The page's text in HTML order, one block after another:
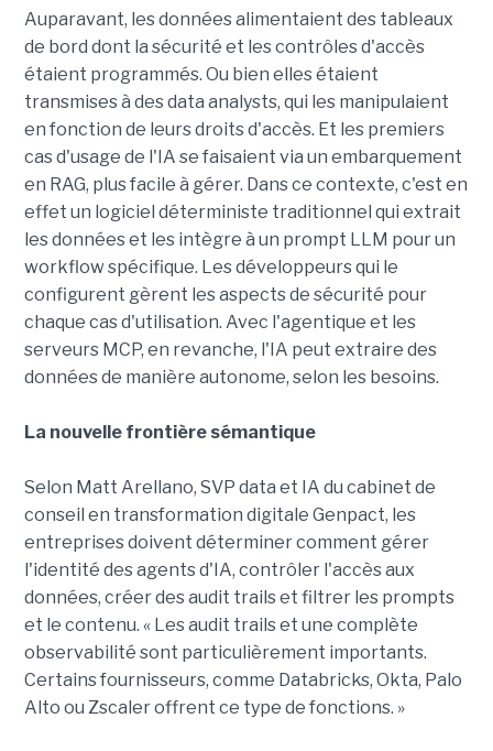
Auparavant, les données alimentaient des tableaux
de bord dont la sécurité et les contrôles d'accès
étaient programmés. Ou bien elles étaient
transmises à des data analysts, qui les manipulaient
en fonction de leurs droits d'accès. Et les premiers
cas d'usage de l'IA se faisaient via un embarquement
en RAG, plus facile à gérer. Dans ce contexte, c'est en
effet un logiciel déterministe traditionnel qui extrait
les données et les intègre à un prompt LLM pour un
workflow spécifique. Les développeurs qui le
configurent gèrent les aspects de sécurité pour
chaque cas d'utilisation. Avec l'agentique et les
serveurs MCP, en revanche, l'IA peut extraire des
données de manière autonome, selon les besoins.
La nouvelle frontière sémantique
Selon Matt Arellano, SVP data et IA du cabinet de
conseil en transformation digitale Genpact, les
entreprises doivent déterminer comment gérer
l'identité des agents d'IA, contrôler l'accès aux
données, créer des audit trails et filtrer les prompts
et le contenu. « Les audit trails et une complète
observabilité sont particulièrement importants.
Certains fournisseurs, comme Databricks, Okta, Palo
Alto ou Zscaler offrent ce type de fonctions. »